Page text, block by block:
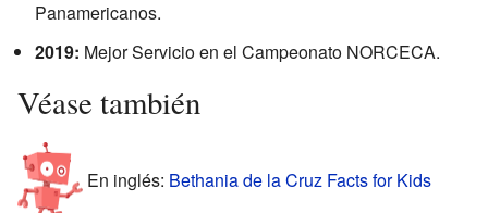
Panamericanos.
2019: Mejor Servicio en el Campeonato NORCECA.
Véase también
En inglés: Bethania de la Cruz Facts for Kids